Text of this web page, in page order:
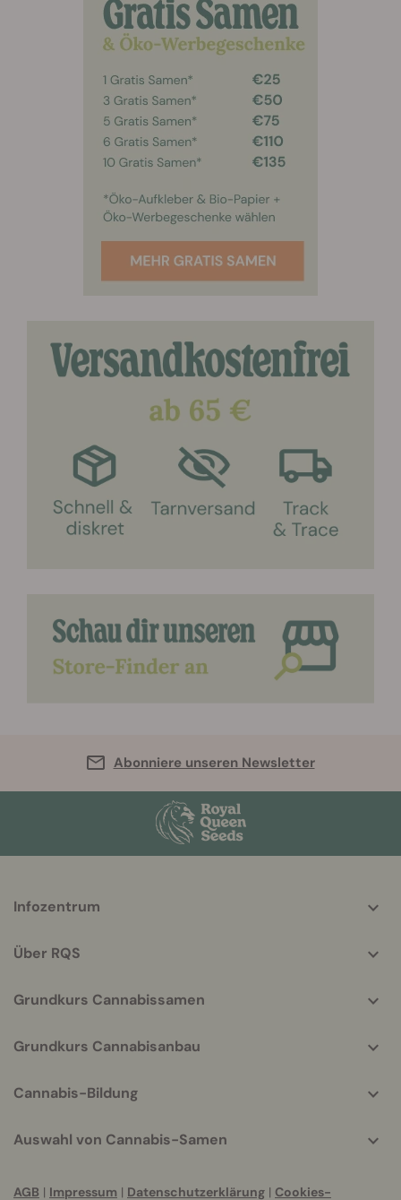
Abonniere unseren Newsletter
helpful
Infozentrum
Über RQS
Grundkurs Cannabissamen
Grundkurs Cannabisanbau
Cannabis-Bildung
Auswahl von Cannabis-Samen
AGB | Impressum | Datenschutzerklärung | Cookies-